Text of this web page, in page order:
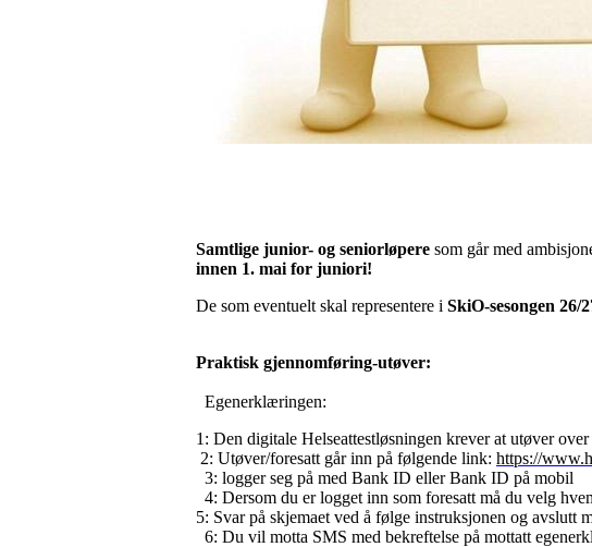
Samtlige junior- og seniorløpere som går med
innen 1. mai for juniori!
De som eventuelt skal representere i SkiO-sesongen 26/
Praktisk gjennomføring-utøver:
Egenerklæringen:
1: Den digitale Helseattestløsningen krever at utøver
2: Utøver/foresatt går inn på følgende link: https://
3: logger seg på med Bank ID eller Bank ID på mobil
4: Dersom du er logget inn som foresatt må du velg
5: Svar på skjemaet ved å følge instruksjonen og avslutt
6: Du vil motta SMS med bekreftelse på mottatt